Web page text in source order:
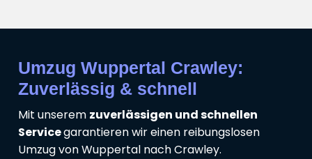
Umzug Wuppertal Crawley:
Zuverlässig & schnell
Mit unserem zuverlässigen und schnellen
Servicegarantieren wir einen reibungslosen
Umzug von Wuppertal nach Crawley.